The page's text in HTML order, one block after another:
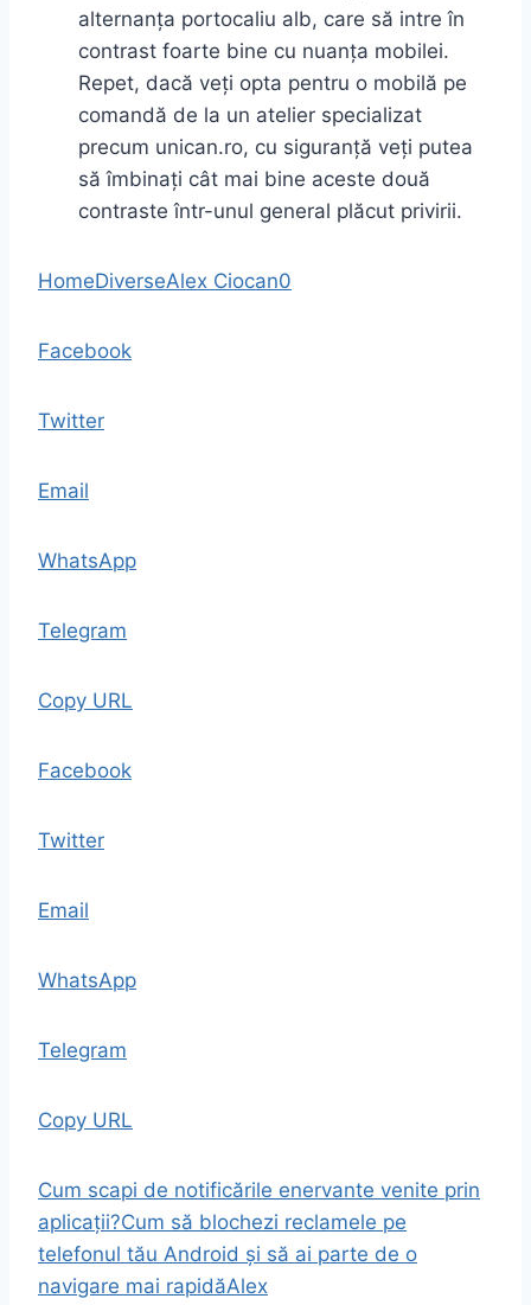
alternanța portocaliu alb, care să intre în
contrast foarte bine cu nuanța mobilei.
Repet, dacă veți opta pentru o mobilă pe
comandă de la un atelier specializat
precum unican.ro, cu siguranță veți putea
să îmbinați cât mai bine aceste două
contraste într-unul general plăcut privirii.
HomeDiverseAlex Ciocan0
Facebook
Twitter
Email
WhatsApp
Telegram
Copy URL
Facebook
Twitter
Email
WhatsApp
Telegram
Copy URL
Cum scapi de notificările enervante venite prin
aplicații?Cum să blochezi reclamele pe
telefonul tău Android și să ai parte de o
navigare mai rapidăAlex